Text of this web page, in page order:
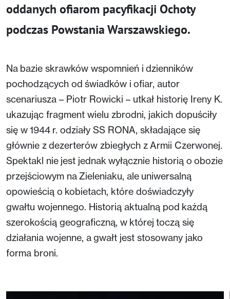
oddanych ofiarom pacyfikacji Ochoty
podczas Powstania Warszawskiego.
Na bazie skrawków wspomnień i dzienników
pochodzących od świadków i ofiar, autor
scenariusza – Piotr Rowicki – utkał historię Ireny K.
ukazując fragment wielu zbrodni, jakich dopuściły
się w 1944 r. odziały SS RONA, składające się
głównie z dezerterów zbiegłych z Armii Czerwonej.
Spektakl nie jest jednak wyłącznie historią o obozie
przejściowym na Zieleniaku, ale uniwersalną
opowieścią o kobietach, które doświadczyły
gwałtu wojennego. Historią aktualną pod każdą
szerokością geograficzną, w której toczą się
działania wojenne, a gwałt jest stosowany jako
forma broni.